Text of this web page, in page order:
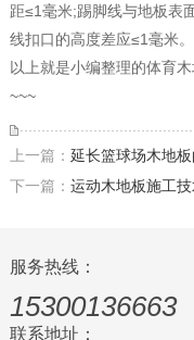
距≤1毫米;踢脚线与地板表
线扣口的高度差应≤1毫米。
以上就是小编整理的体育
~~~
上一篇： 延长篮球场木地
下一篇： 运动木地板施工
服务热线：
15300136663
联系地址：